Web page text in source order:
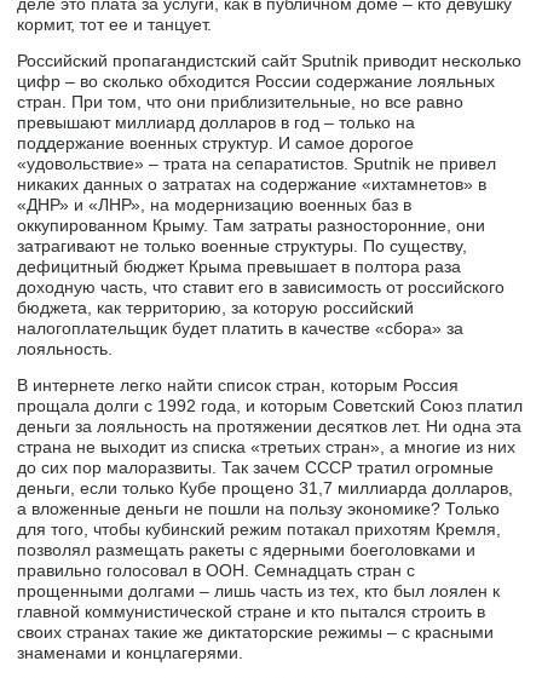
кормит, тот ее и танцует.
Российский пропагандистский сайт Sputnik приводит несколько
цифр – во сколько обходится России содержание лояльных
стран. При том, что они приблизительные, но все равно
превышают миллиард долларов в год – только на
поддержание военных структур. И самое дорогое
«удовольствие» – трата на сепаратистов. Sputnik не привел
никаких данных о затратах на содержание «ихтамнетов» в
«ДНР» и «ЛНР», на модернизацию военных баз в
оккупированном Крыму. Там затраты разносторонние, они
затрагивают не только военные структуры. По существу,
дефицитный бюджет Крыма превышает в полтора раза
доходную часть, что ставит его в зависимость от российского
бюджета, как территорию, за которую российский
налогоплательщик будет платить в качестве «сбора» за
лояльность.
В интернете легко найти список стран, которым Россия
прощала долги с 1992 года, и которым Советский Союз платил
деньги за лояльность на протяжении десятков лет. Ни одна эта
страна не выходит из списка «третьих стран», а многие из них
до сих пор малоразвиты. Так зачем СССР тратил огромные
деньги, если только Кубе прощено 31,7 миллиарда долларов,
а вложенные деньги не пошли на пользу экономике? Только
для того, чтобы кубинский режим потакал прихотям Кремля,
позволял размещать ракеты с ядерными боеголовками и
правильно голосовал в ООН. Семнадцать стран с
прощенными долгами – лишь часть из тех, кто был лоялен к
главной коммунистической стране и кто пытался строить в
своих странах такие же диктаторские режимы – с красными
знаменами и концлагерями.